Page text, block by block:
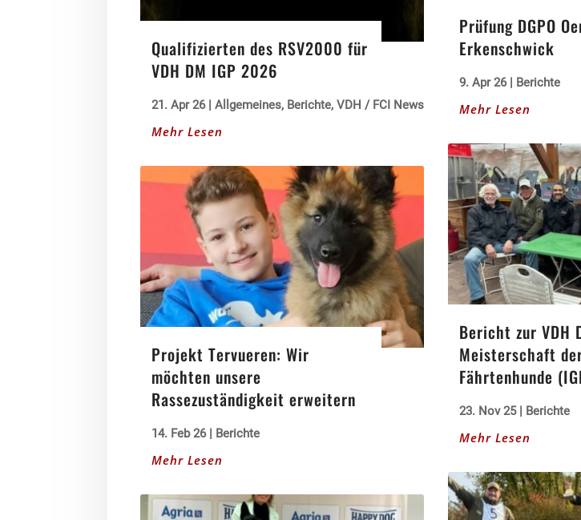
Qualifizierten des RSV2000 für
VDH DM IGP 2026
21. Apr 26| Allgemeines, Berichte, VDH / FCI News
Mehr Lesen
Projekt Tervueren: Wir
möchten unsere
Rassezuständigkeit erweitern
14. Feb 26| Berichte
Mehr Lesen
Prüfung DGPO
Erkenschwick
9. Apr 26| Berichte
Mehr Lesen
Bericht zur VDH
Meisterschaft
Fährtenhunde
23. Nov 25| Berichte
Mehr Lesen